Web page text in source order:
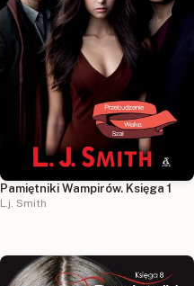
Pamiętniki Wampirów. Księga 1
L.j. Smith